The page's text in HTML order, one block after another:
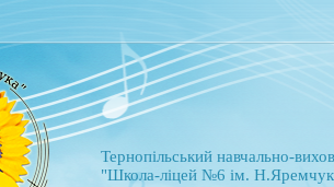
Тернопільський навчально-
"Школа-ліцей №6 ім.